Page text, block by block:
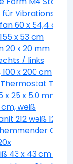
60 x 54,4 cm
x 53 cm
20 x 20 mm
/ links
x 200 cm
Thermostat
25 x 5.0 mm -
weiß
212 weiß 12,5 x
43 x 43 cm